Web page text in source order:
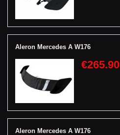
Aleron Mercedes A W176
€265.90
Aleron Mercedes A W176